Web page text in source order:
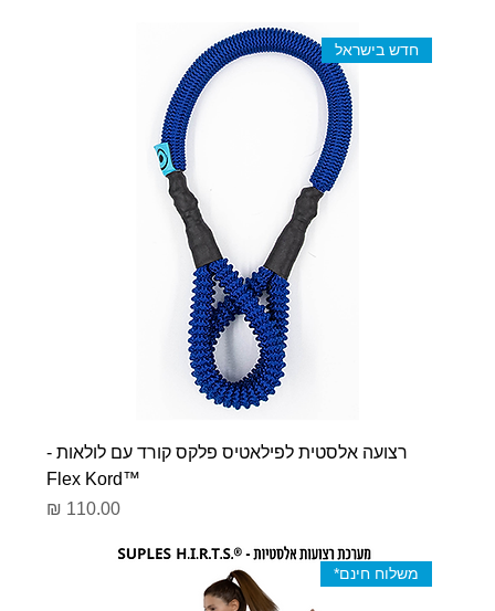
חדש בישראל
רצועה אלסטית לפילאטיס פלקס קורד עם לולאות -
™Flex Kord
מחיר
משלוח חינם*